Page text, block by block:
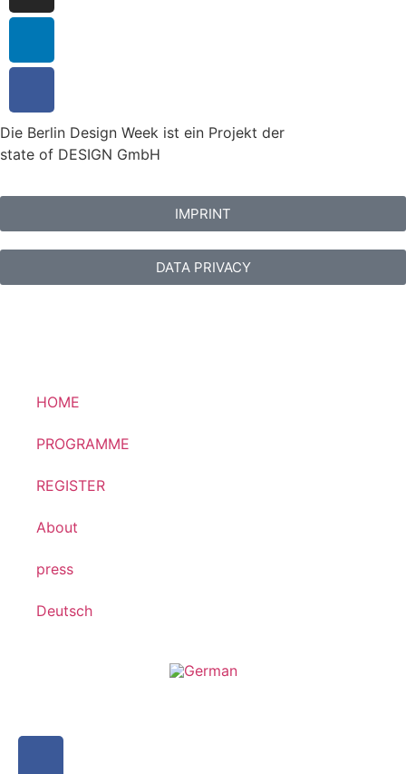
Die Berlin Design Week ist ein Projekt der
state of DESIGN GmbH
IMPRINT
DATA PRIVACY
HOME
PROGRAMME
REGISTER
About
press
Deutsch